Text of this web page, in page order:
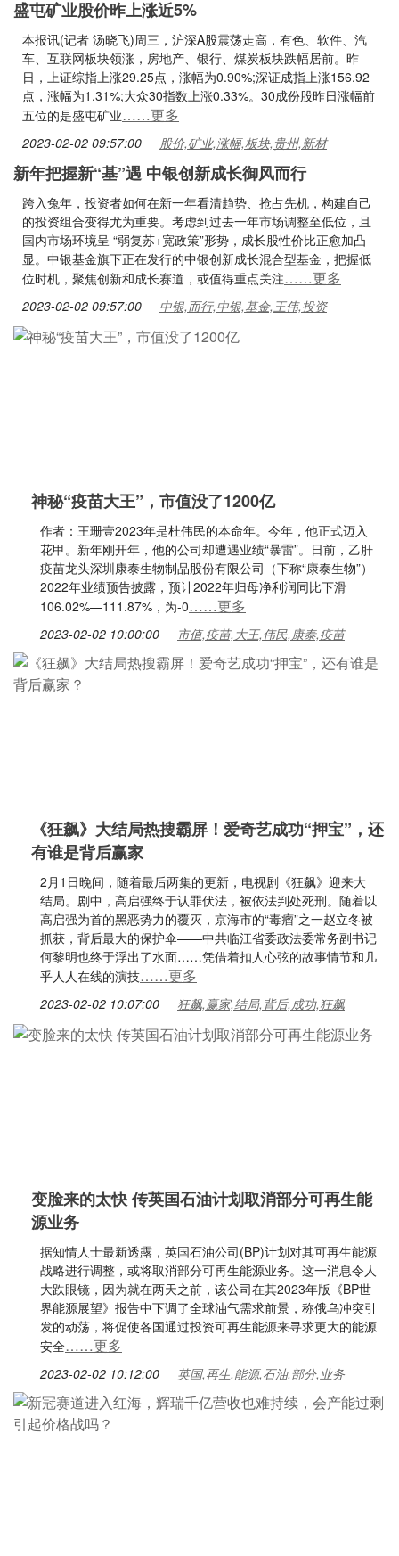
盛屯矿业股价昨上涨近5%
本报讯(记者 汤晓飞)周三，沪深A股震荡走高，有色、软件、汽
车、互联网板块领涨，房地产、银行、煤炭板块跌幅居前。昨
日，上证综指上涨29.25点，涨幅为0.90%;深证成指上涨156.92
点，涨幅为1.31%;大众30指数上涨0.33%。30成份股昨日涨幅前
五位的是盛屯矿业……更多
2023-02-02 09:57:00 股价,矿业,涨幅,板块,贵州,新材
新年把握新“基”遇 中银创新成长御风而行
跨入兔年，投资者如何在新一年看清趋势、抢占先机，构建自己
的投资组合变得尤为重要。考虑到过去一年市场调整至低位，且
国内市场环境呈 “弱复苏+宽政策”形势，成长股性价比正愈加凸
显。中银基金旗下正在发行的中银创新成长混合型基金，把握低
位时机，聚焦创新和成长赛道，或值得重点关注……更多
2023-02-02 09:57:00 中银,而行,中银,基金,王伟,投资
神秘“疫苗大王”，市值没了1200亿
作者：王珊壹2023年是杜伟民的本命年。今年，他正式迈入
花甲。新年刚开年，他的公司却遭遇业绩“暴雷”。日前，乙肝
疫苗龙头深圳康泰生物制品股份有限公司（下称“康泰生物”）
2022年业绩预告披露，预计2022年归母净利润同比下滑
106.02%—111.87%，为-0……更多
2023-02-02 10:00:00 市值,疫苗,大王,伟民,康泰,疫苗
《狂飙》大结局热搜霸屏！爱奇艺成功“押宝”，还
有谁是背后赢家
2月1日晚间，随着最后两集的更新，电视剧《狂飙》迎来大
结局。剧中，高启强终于认罪伏法，被依法判处死刑。随着以
高启强为首的黑恶势力的覆灭，京海市的“毒瘤”之一赵立冬被
抓获，背后最大的保护伞——中共临江省委政法委常务副书记
何黎明也终于浮出了水面……凭借着扣人心弦的故事情节和几
乎人人在线的演技……更多
2023-02-02 10:07:00 狂飙,赢家,结局,背后,成功,狂飙
变脸来的太快 传英国石油计划取消部分可再生能
源业务
据知情人士最新透露，英国石油公司(BP)计划对其可再生能源
战略进行调整，或将取消部分可再生能源业务。这一消息令人
大跌眼镜，因为就在两天之前，该公司在其2023年版《BP世
界能源展望》报告中下调了全球油气需求前景，称俄乌冲突引
发的动荡，将促使各国通过投资可再生能源来寻求更大的能源
安全……更多
2023-02-02 10:12:00 英国,再生,能源,石油,部分,业务